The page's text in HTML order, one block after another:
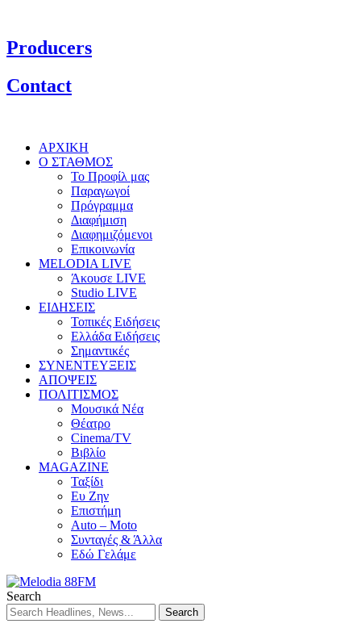
Producers
Contact
ΑΡΧΙΚΗ
Ο ΣΤΑΘΜΟΣ
Το Προφίλ μας
Παραγωγοί
Πρόγραμμα
Διαφήμιση
Διαφημιζόμενοι
Επικοινωνία
MELODIA LIVE
Άκουσε LIVE
Studio LIVE
ΕΙΔΗΣΕΙΣ
Τοπικές Ειδήσεις
Ελλάδα Ειδήσεις
Σημαντικές
ΣΥΝΕΝΤΕΥΞΕΙΣ
ΑΠΟΨΕΙΣ
ΠΟΛΙΤΙΣΜΟΣ
Μουσικά Νέα
Θέατρο
Cinema/TV
Βιβλίο
MAGAZINE
Ταξίδι
Ευ Ζην
Επιστήμη
Auto – Moto
Συνταγές & Άλλα
Εδώ Γελάμε
Search